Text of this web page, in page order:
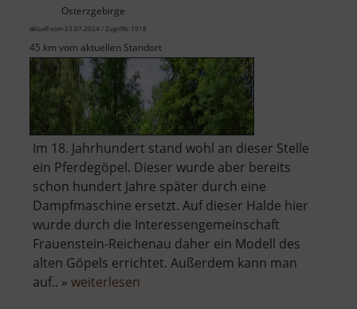
Osterzgebirge
aktuell vom 23.07.2024 / Zugriffe: 1918
45 km vom aktuellen Standort
Im 18. Jahrhundert stand wohl an dieser Stelle
ein Pferdegöpel. Dieser wurde aber bereits
schon hundert Jahre später durch eine
Dampfmaschine ersetzt. Auf dieser Halde hier
wurde durch die Interessengemeinschaft
Frauenstein-Reichenau daher ein Modell des
alten Göpels errichtet. Außerdem kann man
auf.. » weiterlesen